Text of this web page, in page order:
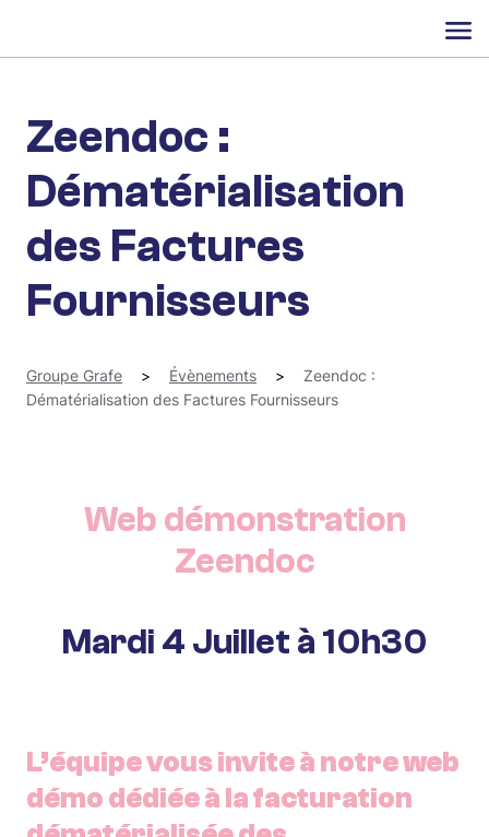
Zeendoc :
Dématérialisation
des Factures
Fournisseurs
Groupe Grafe > Évènements >
Zeendoc :
Dématérialisation des Factures Fournisseurs
Web démonstration
Zeendoc
Mardi 4 Juillet à 10h30
L’équipe vous invite à notre web
démo dédiée à la facturation